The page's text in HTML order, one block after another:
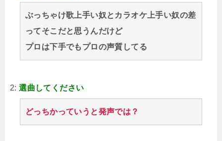
ぶっちゃけ歌上手い奴とカラオケ上手い奴の差
ってそこだと思うんだけど
プロは下手でもプロの声質してる
2:選曲してください
どっちかっていうと発声では？